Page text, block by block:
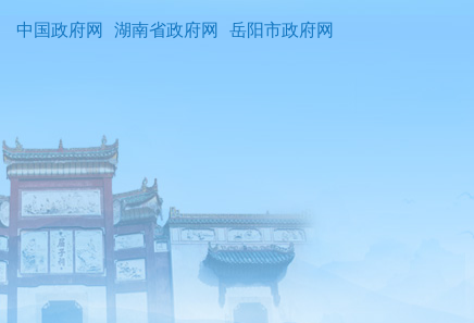
中国政府网 湖南省政府网 岳阳市政府网